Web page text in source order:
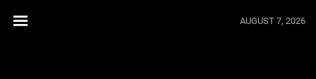
AUGUST 7, 2026